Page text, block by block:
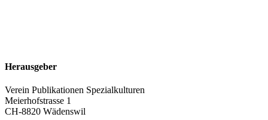
Herausgeber
Verein Publikationen Spezialkulturen
Meierhofstrasse 1
CH-8820 Wädenswil